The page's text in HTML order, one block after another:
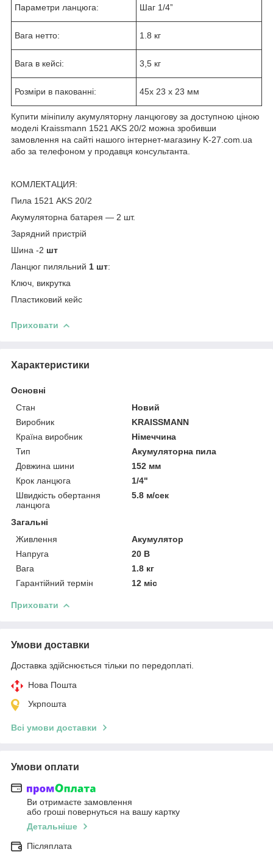
Параметри ланцюга: Шаг 1/4ˮ
Вага нетто: 1.8 кг
Вага в кейсі: 3,5 кг
Розміри в пакованні: 45x 23 x 23 мм
Купити мініпилу акумуляторну ланцюгову за доступною ціною
моделі Kraissmann 1521 AKS 20/2 можна зробивши
замовлення на сайті нашого інтернет-магазину K-27.com.ua
або за телефоном у продавця консультанта.
КОМЛЕКТАЦИЯ:
Пила 1521 AKS 20/2
Акумуляторна батарея — 2 шт.
Зарядний пристрій
Шина -2 шт
Ланцюг пиляльний 1 шт:
Ключ, викрутка
Пластиковий кейс
Приховати
Характеристики
Основні
Стан
Новий
Виробник
KRAISSMANN
Країна виробник
Німеччина
Тип
Акумуляторна пила
Довжина шини
152 мм
Крок ланцюга
1/4"
Швидкість обертання
ланцюга
5.8 м/сек
Загальні
Живлення
Акумулятор
Напруга
20 В
Вага
1.8 кг
Гарантійний термін
12 міс
Приховати
Умови доставки
Доставка здійснюється тільки по передоплаті.
Нова Пошта
Укрпошта
Всі умови доставки
Умови оплати
Ви отримаєте замовлення
або гроші повернуться на вашу картку
Детальніше
Післяплата